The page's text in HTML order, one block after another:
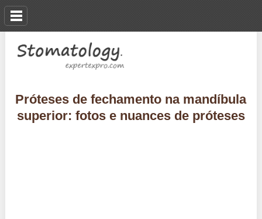
Próteses de fechamento na mandíbula
superior: fotos e nuances de próteses